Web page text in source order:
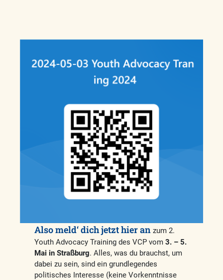
Also meld‘ dich jetzt hier an zum 2.
Youth Advocacy Training des VCP vom3. – 5.
Mai in Straßburg. Alles, was du brauchst, um
dabei zu sein, sind ein grundlegendes
politisches Interesse (keine Vorkenntnisse